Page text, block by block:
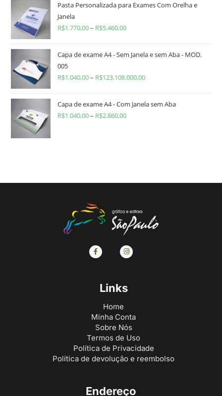
Pasta Personalizada para Exames Com Orelha e
Janela
R$1.770,00– R$5.460,00
Capa de exame A4 - Sem Janela e sem Aba - MOD.
005
R$1.040,00– R$123.108.000,00
Capa de exame A4 - Com Janela sem Aba
R$1.040,00– R$2.860,00
Links
Home
Minha Conta
Sobre Nós
Termos de Uso
Política de Privacidade
Política de devolução e reembolso
Endereço